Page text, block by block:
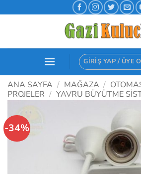
atla
GIRIŞ YAP / ÜYE
ANA SAYFA / MAĞAZA /
PROJELER / YAVRU BÜYÜTME
-34%